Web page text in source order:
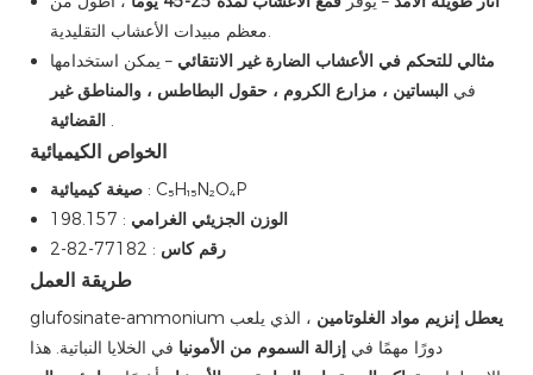
معظم مبيدات الأعشاب التقليدية.
مثالي للتحكم في الأعشاب الضارة غير الانتقائي– يمكن استخدامها
في البساتين ، مزارع الكروم ، حقول البطاطس ، والمناطق غير
.
الخواص الكيميائية
صيغة كيميائية : C₅H₁₅N₂O₄P
الوزن الجزيئي الغرامي : 198.157
رقم كاس : 77182-82-2
طريقة العمل
glufosinate-ammonium يعطل إنزيم مواد الغلوتامين ، الذي يلعب
دورًا مهمًا في إزالة السموم من الأمونيا في الخلايا النباتية. هذا